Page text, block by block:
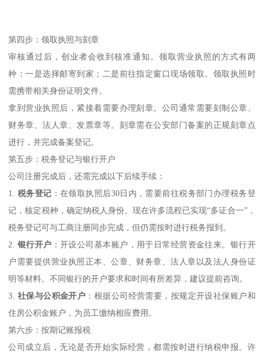
第四步：领取执照与刻章
审核通过后，创业者会收到核准通知。领取营业执照的方式有两
种：一是选择邮寄到家；二是前往指定窗口现场领取。领取执照时
需携带相关身份证明文件。
拿到营业执照后，紧接着需要办理刻章。公司通常需要刻制公章、
财务章、法人章、发票章等。刻章需在公安部门备案的正规刻章点
进行，并完成备案登记。
第五步：税务登记与银行开户
公司注册完成后，还需完成以下后续手续：
1. 税务登记 ：在领取执照后30日内，需要前往税务部门办理税务登
记，核定税种，确定纳税人身份。现在许多流程已实现“多证合一”，
税务登记可与工商注册同步完成，但仍需按时进行税务报到。
2. 银行开户 ：开设公司基本账户，用于日常经营资金往来。银行开
户需要提供营业执照正本、公章、财务章、法人章以及法人身份证
明等材料。不同银行的开户要求和时间有所差异，建议提前咨询。
3. 社保与公积金开户 ：根据公司经营需要，按规定开设社保账户和
住房公积金账户，为员工缴纳相应费用。
第六步：按期记账报税
公司成立后，无论是否开始实际经营，都需按时进行纳税申报。许